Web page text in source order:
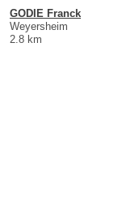
GODIE Franck
Weyersheim
2.8 km